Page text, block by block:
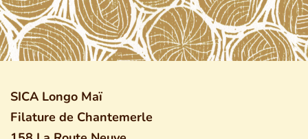
SICA Longo Maï
Filature de Chantemerle